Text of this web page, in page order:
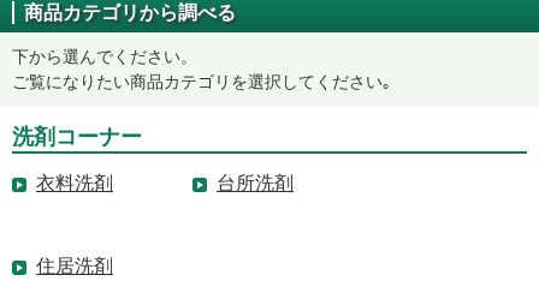
商品カテゴリから調べる
下から選んでください。
ご覧になりたい商品カテゴリを選択してください｡
洗剤コーナー
衣料洗剤 台所洗剤
住居洗剤